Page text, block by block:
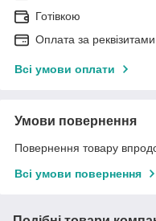
Готівкою
Оплата за реквізитами
Всі умови оплати
Умови повернення
Повернення товару
Всі умови повернення